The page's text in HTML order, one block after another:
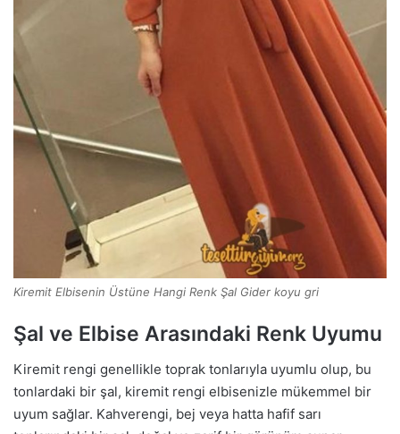
Kiremit Elbisenin Üstüne Hangi Renk Şal Gider koyu gri
Şal ve Elbise Arasındaki Renk Uyumu
Kiremit rengi genellikle toprak tonlarıyla uyumlu olup, bu
tonlardaki bir şal, kiremit rengi elbisenizle mükemmel bir
uyum sağlar. Kahverengi, bej veya hatta hafif sarı